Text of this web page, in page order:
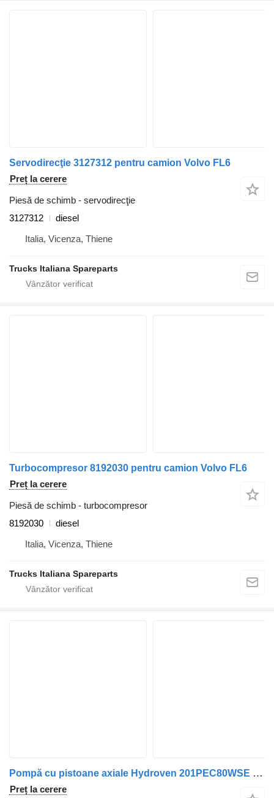
Servodirecţie 3127312 pentru camion Volvo FL6
Preț la cerere
Piesă de schimb - servodirecţie
3127312
diesel
Italia, Vicenza, Thiene
Trucks Italiana Spareparts
Turbocompresor 8192030 pentru camion Volvo FL6
Preț la cerere
Piesă de schimb - turbocompresor
8192030
diesel
Italia, Vicenza, Thiene
Trucks Italiana Spareparts
Pompă cu pistoane axiale Hydroven 201PEC80WSE pentru camion Volvo FL6
Preț la cerere